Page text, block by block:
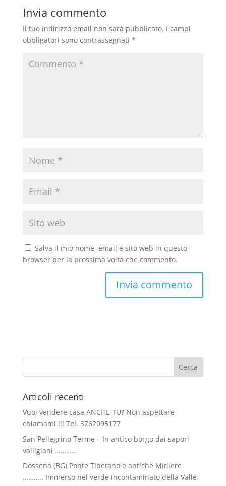
Invia commento
Il tuo indirizzo email non sarà pubblicato. I campi
obbligatori sono contrassegnati *
Salva il mio nome, email e sito web in questo
browser per la prossima volta che commento.
Articoli recenti
Vuoi vendere casa ANCHE TU? Non aspettare
chiamami !!! Tel. 3762095177
San Pellegrino Terme – In antico borgo dai sapori
valligiani ………..
Dossena (BG) Ponte Tibetano e antiche Miniere
……….. Immerso nel verde incontaminato della Valle